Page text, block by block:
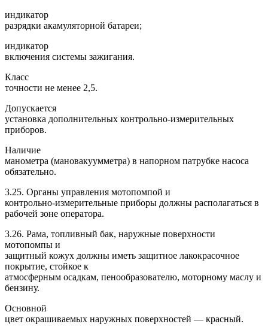
индикатор
разрядки акамуляторной батареи;
индикатор
включения системы зажигания.
Класс
точности не менее 2,5.
Допускается
установка дополнительных контрольно-измерительных
приборов.
Наличие
манометра (мановакуумметра) в напорном патрубке насоса
обязательно.
3.25. Органы управления мотопомпой и
контрольно-измерительные приборы должны располагаться в
рабочей зоне оператора.
3.26. Рама, топливный бак, наружные поверхности
мотопомпы и
защитный кожух должны иметь защитное лакокрасочное
покрытие, стойкое к
атмосферным осадкам, пенообразователю, моторному маслу и
бензину.
Основной
цвет окрашиваемых наружных поверхностей — красный.